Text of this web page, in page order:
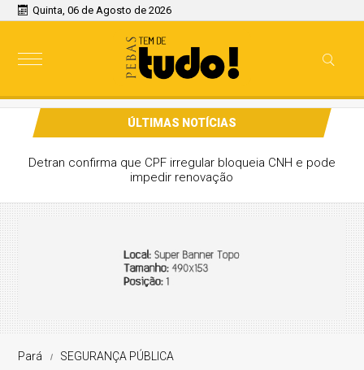
Quinta, 06 de Agosto de 2026
ÚLTIMAS NOTÍCIAS
Detran confirma que CPF irregular bloqueia CNH e pode
impedir renovação
Pará SEGURANÇA PÚBLICA